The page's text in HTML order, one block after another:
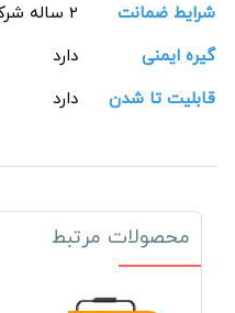
شرایط ضمانت
2 ساله شرکتی
گیره ایمنی
دارد
قابلیت تا شدن
دارد
محصولات مرتبط